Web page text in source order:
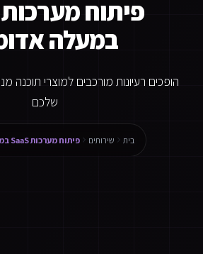
במעלה
הופכים רעיונות מורכבים למוצרי
שלכם
בית שירותים פיתוח מערכות SaaS במעלה אדומים